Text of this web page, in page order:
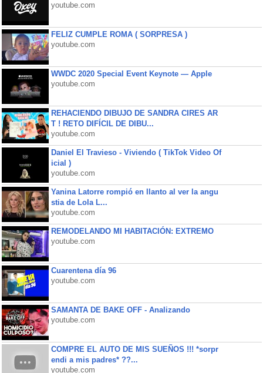
youtube.com
FELIZ CUMPLE ROMA ( SORPRESA )
youtube.com
WWDC 2020 Special Event Keynote — Apple
youtube.com
REHACIENDO DIBUJO DE SANDRA CIRES AR
T ! RETO DIFÍCIL DE DIBU...
youtube.com
Daniel El Travieso - Viviendo ( TikTok Video Of
icial )
youtube.com
Yanina Latorre rompió en llanto al ver la angu
stia de Lola L...
youtube.com
REMODELANDO MI HABITACIÓN: EXTREMO
youtube.com
Cuarentena día 96
youtube.com
SAMANTA DE BAKE OFF - Analizando
youtube.com
COMPRE EL AUTO DE MIS SUEÑOS !!! *sorpr
endi a mis padres* ??...
youtube.com